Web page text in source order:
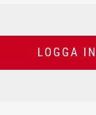
LOGGA IN